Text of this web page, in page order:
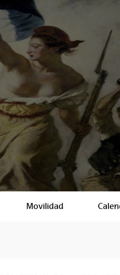
Movilidad